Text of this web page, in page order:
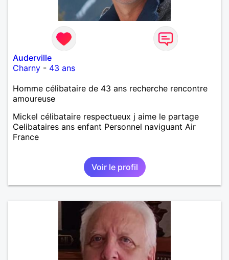
Auderville
Charny - 43 ans
Homme célibataire de 43 ans recherche rencontre
amoureuse
Mickel célibataire respectueux j aime le partage
Celibataires ans enfant Personnel naviguant Air
France
Voir le profil